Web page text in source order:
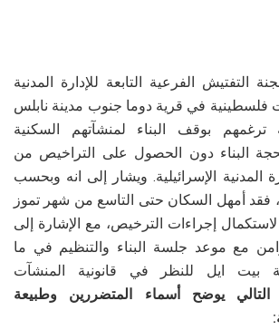
الفرعية التابعة للإدارة المدنية
10عائلات فلسطينية في قرية دوما جنوب مدينة نابلس
بوقف البناء لمنشآتهم السكنية
البناء دون الحصول على التراخيص من
الإسرائيلية. ويشار إلى انه وبحسب
فقد أمهل السكان حتى التاسع من شهر تموز
لاستكمال إجراءات الترخيص، مع الإشارة إلى
مع موعد جلسة البناء والتنظيم في ما
ايل للنظر في قانونية المنشآت
يوضح أسماء المتضررين وطبيعة